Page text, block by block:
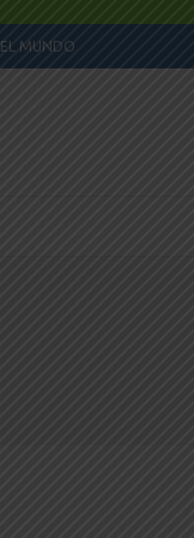
EL MUNDO